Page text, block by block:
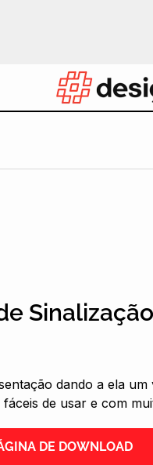
Sinalização
dando a ela
de usar e com
DE DOWNLOAD